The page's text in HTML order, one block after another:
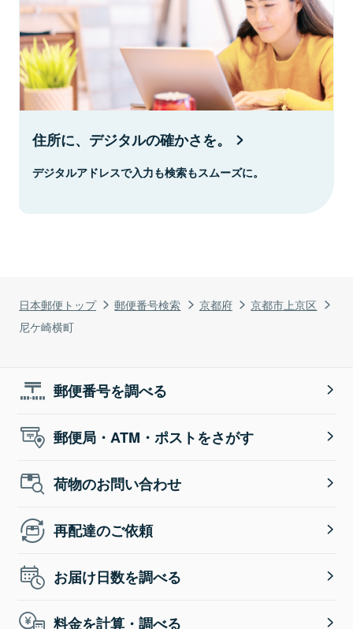
日本郵便トップ 郵便番号検索 京都府
京都市上京区
尼ケ崎横町
住所に、デジタルの確かさを。
デジタルアドレスで入力も検索もスムーズに。
郵便番号を調べる
郵便局・ATM・ポストをさがす
荷物のお問い合わせ
再配達のご依頼
お届け日数を調べる
料金を計算・調べる